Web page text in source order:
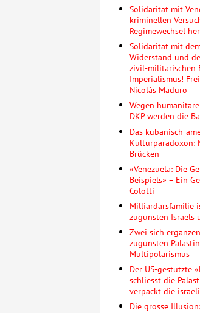
Solidarität mit
kriminellen
Regimewechsel
Solidarität mit
Widerstand und
zivil-militärischen
Imperialismus!
Nicolás Maduro
Wegen
DKP werden die
Das kubanisch-
Kulturparadoxon:
Brücken
«Venezuela: Die
Beispiels» – Ein
Colotti
Milliardärsfamilie
zugunsten Israels
Zwei sich
zugunsten
Multipolarismus
Der US-gestützte
schliesst die
verpackt die
Die grosse